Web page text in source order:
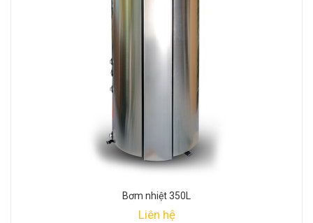
Bơm nhiệt 350L
Liên hệ